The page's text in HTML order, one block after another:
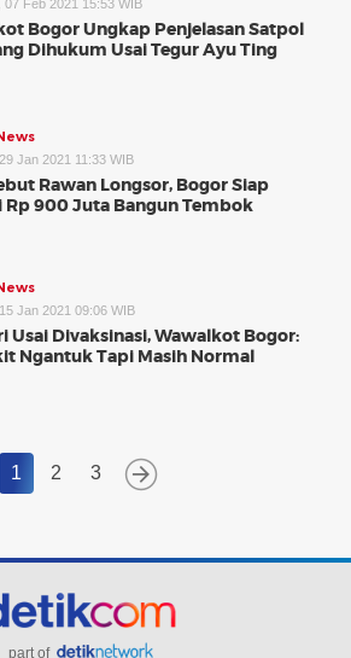
07 Feb 2021 15:53 WIB
Bogor Ungkap Penjelasan Satpol
Dihukum Usai Tegur Ayu Ting
Jan 2021 11:33 WIB
Rawan Longsor, Bogor Siap
Rp 900 Juta Bangun Tembok
Jan 2021 09:06 WIB
Usai Divaksinasi, Wawalkot Bogor:
Ngantuk Tapi Masih Normal
1 2 3
part of